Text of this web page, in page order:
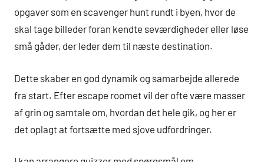
opgaver som en scavenger hunt rundt i byen, hvor de
skal tage billeder foran kendte seværdigheder eller løse
små gåder, der leder dem til næste destination.
Dette skaber en god dynamik og samarbejde allerede
fra start. Efter escape roomet vil der ofte være masser
af grin og samtale om, hvordan det hele gik, og her er
det oplagt at fortsætte med sjove udfordringer.